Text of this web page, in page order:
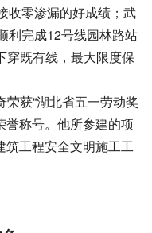
收零渗漏的好成绩；武
利完成12号线园林路站
穿既有线，最大限度保
获“湖北省五一劳动奖
誉称号。他所参建的项
筑工程安全文明施工工